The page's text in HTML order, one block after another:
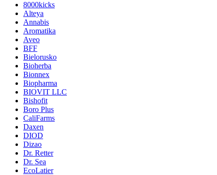
8000kicks
Alteya
Annabis
Aromatika
Aveo
BFF
Bielorusko
Bioherba
Bionnex
Biopharma
BIOVIT LLC
Bishofit
Boro Plus
CaliFarms
Daxen
DIOD
Dizao
Dr. Retter
Dr. Sea
EcoLatier